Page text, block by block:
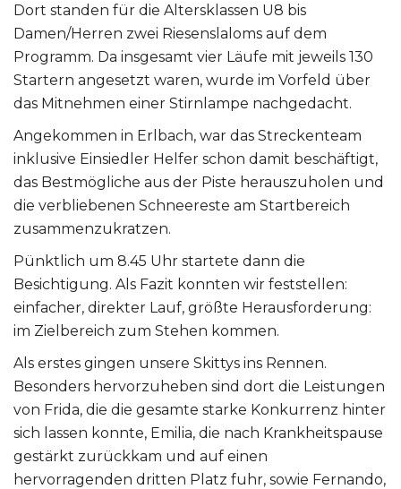
Dort standen für die Altersklassen U8 bis
Damen/Herren zwei Riesenslaloms auf dem
Programm. Da insgesamt vier Läufe mit jeweils 130
Startern angesetzt waren, wurde im Vorfeld über
das Mitnehmen einer Stirnlampe nachgedacht.
Angekommen in Erlbach, war das Streckenteam
inklusive Einsiedler Helfer schon damit beschäftigt,
das Bestmögliche aus der Piste herauszuholen und
die verbliebenen Schneereste am Startbereich
zusammenzukratzen.
Pünktlich um 8.45 Uhr startete dann die
Besichtigung. Als Fazit konnten wir feststellen:
einfacher, direkter Lauf, größte Herausforderung:
im Zielbereich zum Stehen kommen.
Als erstes gingen unsere Skittys ins Rennen.
Besonders hervorzuheben sind dort die Leistungen
von Frida, die die gesamte starke Konkurrenz hinter
sich lassen konnte, Emilia, die nach Krankheitspause
gestärkt zurückkam und auf einen
hervorragenden dritten Platz fuhr, sowie Fernando,